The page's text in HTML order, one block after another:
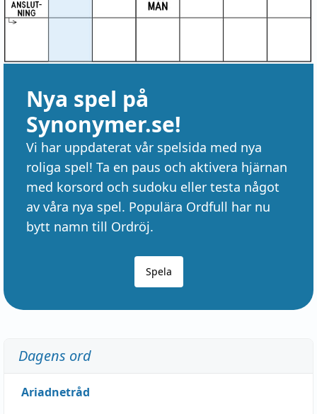
Nya spel på
Synonymer.se!
Vi har uppdaterat vår spelsida med nya
roliga spel! Ta en paus och aktivera hjärnan
med korsord och sudoku eller testa något
av våra nya spel. Populära Ordfull har nu
bytt namn till Ordröj.
Spela
Dagens ord
Ariadnetråd